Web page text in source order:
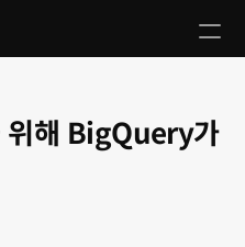
위해 BigQuery가